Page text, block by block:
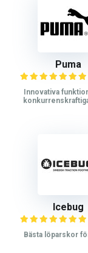
Puma
Innovativa
Icebug
Bästa löparskor